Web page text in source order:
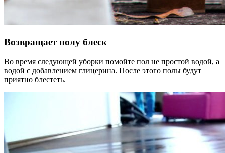
Возвращает полу блеск
Во время следующей уборки помойте пол не простой водой, а
водой с добавлением глицерина. После этого полы будут
приятно блестеть.